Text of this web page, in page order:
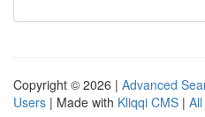
Copyright © 2026 | Advanced
Users | Made with Kliqqi CMS |